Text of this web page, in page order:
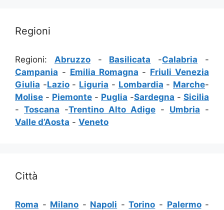
Regioni
Regioni: Abruzzo- Basilicata -Calabria -
Campania - Emilia Romagna - Friuli Venezia
Giulia -Lazio- Liguria - Lombardia - Marche-
Molise - Piemonte - Puglia -Sardegna - Sicilia
- Toscana -Trentino Alto Adige - Umbria -
Valle d’Aosta - Veneto
Città
Roma - Milano - Napoli -Torino - Palermo-